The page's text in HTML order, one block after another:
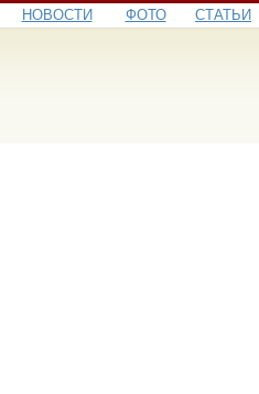
НОВОСТИ ФОТО СТАТЬИ